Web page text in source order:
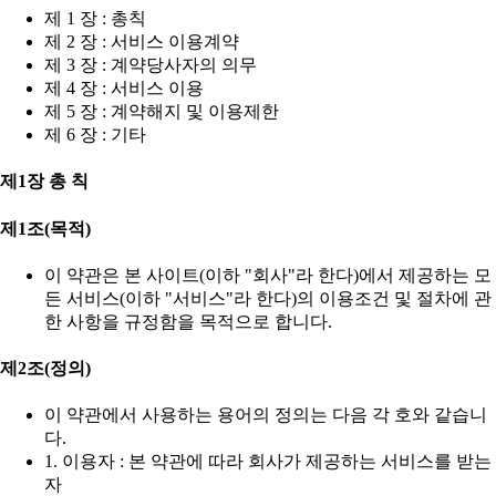
제 1 장 : 총칙
제 2 장 : 서비스 이용계약
제 3 장 : 계약당사자의 의무
제 4 장 : 서비스 이용
제 5 장 : 계약해지 및 이용제한
제 6 장 : 기타
제1장 총 칙
제1조(목적)
이 약관은 본 사이트(이하 "회사"라 한다)에서 제공하는 모
든 서비스(이하 "서비스"라 한다)의 이용조건 및 절차에 관
한 사항을 규정함을 목적으로 합니다.
제2조(정의)
이 약관에서 사용하는 용어의 정의는 다음 각 호와 같습니
다.
1. 이용자 : 본 약관에 따라 회사가 제공하는 서비스를 받는
자